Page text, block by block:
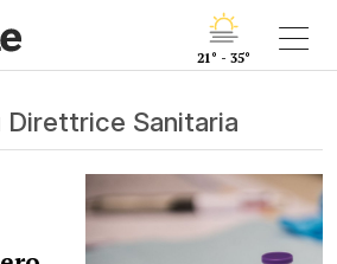
21° - 35°
Direttrice Sanitaria